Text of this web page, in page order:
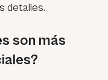
detalles.
son más